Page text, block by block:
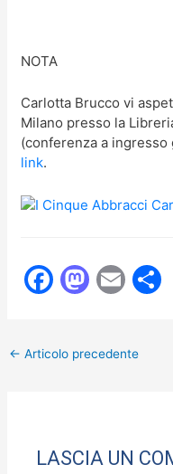
NOTA
Carlotta Brucco vi
Milano presso la
(conferenza a
link.
F
e
o
M
o
n
E
l
← Articolo precedente
LASCIA UN